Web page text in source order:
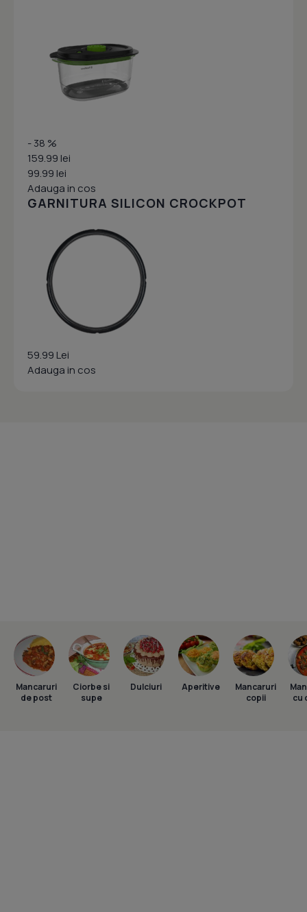
- 38 %
159.99 lei
99.99 lei
Adauga in cos
GARNITURA SILICON CROCKPOT
59.99 Lei
Adauga in cos
Mancaruri
de post
Ciorbe si
supe
Dulciuri Aperitive
Mancaruri
copii
cu